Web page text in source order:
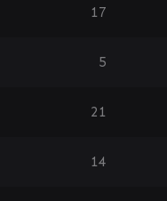
17
5
21
14